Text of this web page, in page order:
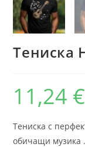
Тениска
11,24 €
Тениска с
обичащи музика .